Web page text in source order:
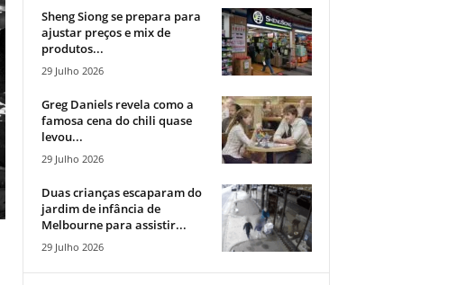
Sheng Siong se prepara para
ajustar preços e mix de
produtos...
29 Julho 2026
Greg Daniels revela como a
famosa cena do chili quase
levou...
29 Julho 2026
Duas crianças escaparam do
jardim de infância de
Melbourne para assistir...
29 Julho 2026